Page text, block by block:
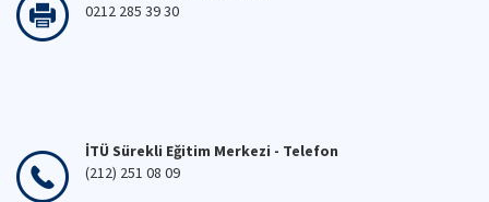
0212 285 39 30
İTÜ Sürekli Eğitim Merkezi - Telefon
(212) 251 08 09